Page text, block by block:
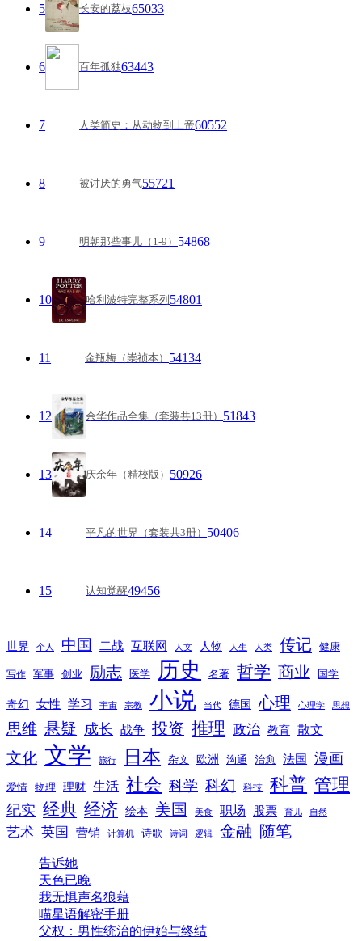
5 长安的荔枝65033
6 百年孤独63443
7 人类简史：从动物到上帝60552
8 被讨厌的勇气55721
9 明朝那些事儿（1-9） 54868
10 哈利波特完整系列 54801
11 金瓶梅（崇祯本） 54134
12 余华作品全集（套装共13册） 51843
13 庆余年（精校版） 50926
14 平凡的世界（套装共3册） 50406
15 认知觉醒49456
世界 个人 中国 二战 互联网 人文 人物 人生 人类 传记 健康
写作 军事 创业 励志 医学 历史 名著 哲学 商业 国学
奇幻 女性 学习 宇宙 宗教 小说 当代 德国 心理 心理学 思想
思维 悬疑 成长 战争 投资 推理 政治 教育 散文
文化 文学 旅行 日本 杂文 欧洲 沟通 治愈 法国 漫画
爱情 物理 理财 生活 社会 科学 科幻 科技 科普 管理
纪实 经典 经济 绘本 美国 美食 职场 股票 育儿 自然
艺术 英国 营销 计算机 诗歌 诗词 逻辑 金融 随笔
告诉她
天色已晚
我无惧声名狼藉
喵星语解密手册
父权：男性统治的伊始与终结